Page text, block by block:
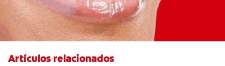
Artículos relacionados